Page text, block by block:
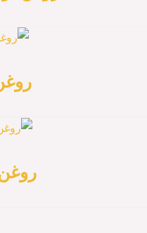
روغن